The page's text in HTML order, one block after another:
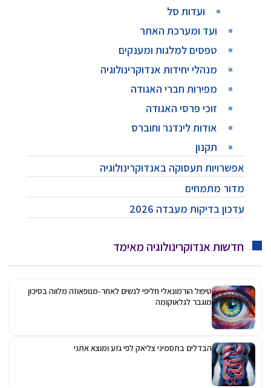
ועדות סל
ועד ומערכת האתר
טפסים למלגות ומענקים
מנהלי יחידות אנדוקרינולוגיה
מפירות חברי האגודה
זוכי פרסי האגודה
אודות לינדנר וחוברס
תקנון
אפשרויות תעסוקה באנדוקרינולוגיה
מדור מתמחים
עדכון בדיקות מעבדה 2026
חדשות אנדוקרינולוגיה מאימד
טיפול הורמונאלי חליפי לנשים לאחר-מנופאוזה מלווה בסיכון
מוגבר לגלאוקומה
הבדלים בתסמיני צליאק לפי גזע ומוצא אתני